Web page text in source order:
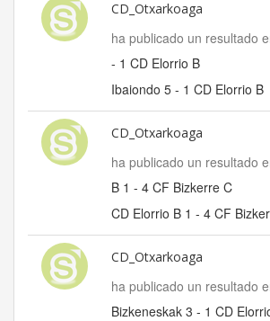
CD_Otxarkoaga
ha publicado un resultado
- 1 CD Elorrio B
Ibaiondo 5 - 1 CD Elorrio B
CD_Otxarkoaga
ha publicado un resultado
B 1 - 4 CF Bizkerre C
CD Elorrio B 1 - 4 CF
CD_Otxarkoaga
ha publicado un resultado
Bizkeneskak 3 - 1 CD